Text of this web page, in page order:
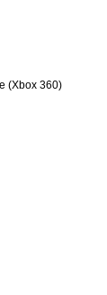
(Xbox 360)